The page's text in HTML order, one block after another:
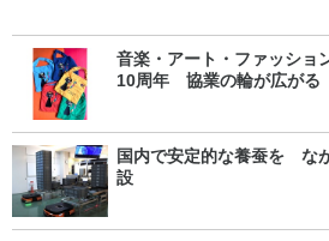
音楽・アート・ファッショ
10周年 協業の輪が広がる
国内で安定的な養蚕を な
設